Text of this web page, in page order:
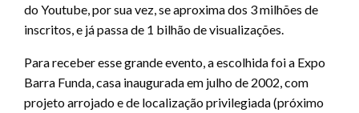
do Youtube, por sua vez, se aproxima dos 3 milhões de
inscritos, e já passa de 1 bilhão de visualizações.
Para receber esse grande evento, a escolhida foi a Expo
Barra Funda, casa inaugurada em julho de 2002, com
projeto arrojado e de localização privilegiada (próximo